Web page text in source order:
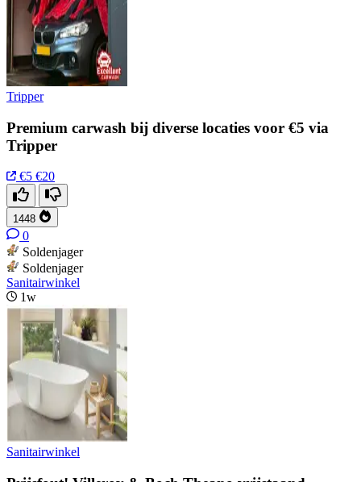
Tripper
Premium carwash bij diverse locaties voor €5 via
Tripper
€5 €20
1448
0
Soldenjager
Soldenjager
Sanitairwinkel
1w
Sanitairwinkel